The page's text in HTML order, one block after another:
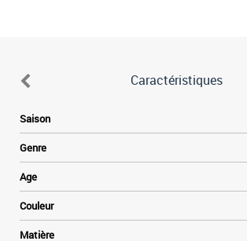
Caractéristiques
Saison
Genre
Age
Couleur
Matière